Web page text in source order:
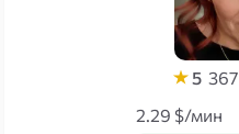
5 367
2.29 $/мин